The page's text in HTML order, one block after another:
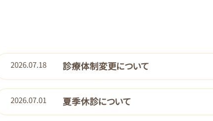
2026.07.18 診療体制変更について
2026.07.01 夏季休診について